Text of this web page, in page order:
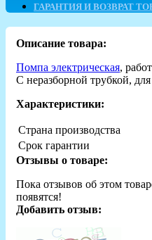
ГАРАНТИЯ И ВОЗВРАТ
Описание товара:
Помпа электрическая,
С неразборной трубкой,
Характеристики:
Страна производства
Срок гарантии
Отзывы о товаре:
Пока отзывов об этом
появятся!
Добавить отзыв: